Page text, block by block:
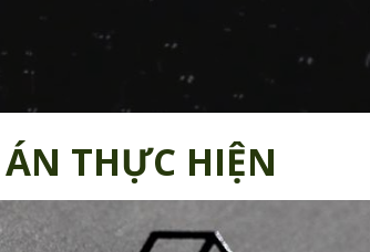
THỰC HIỆN